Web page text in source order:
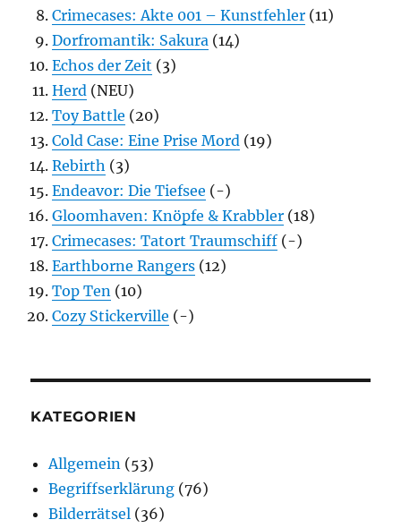
Crimecases: Akte 001 – Kunstfehler (11)
Dorfromantik: Sakura (14)
Echos der Zeit (3)
Herd (NEU)
Toy Battle (20)
Cold Case: Eine Prise Mord (19)
Rebirth (3)
Endeavor: Die Tiefsee (-)
Gloomhaven: Knöpfe & Krabbler (18)
Crimecases: Tatort Traumschiff (-)
Earthborne Rangers (12)
Top Ten (10)
Cozy Stickerville (-)
KATEGORIEN
Allgemein (53)
Begriffserklärung (76)
Bilderrätsel (36)